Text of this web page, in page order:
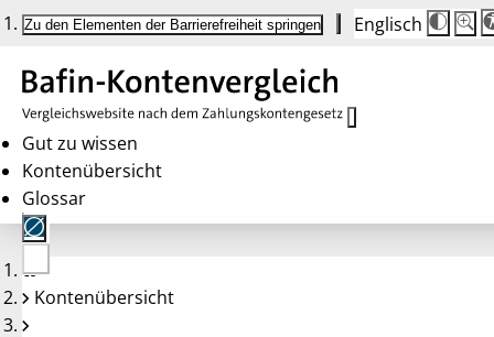
Zu den Elementen der Barrierefreiheit springen Englisch
Die
100%
Gut zu wissen
Kontenübersicht
Glossar
Keine
Konten
Kontenübersicht